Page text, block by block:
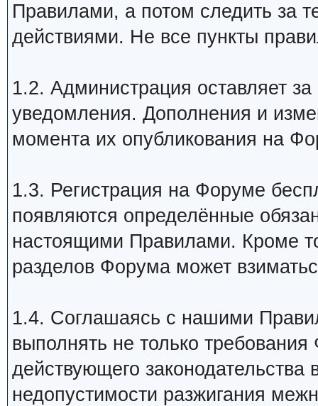
Правилами, а потом следить за
действиями. Не все пункты
1.2. Администрация оставляет
уведомления. Дополнения и
момента их опубликования на
1.3. Регистрация на Форуме
появляются определённые
настоящими Правилами. Кроме
разделов Форума может
1.4. Соглашаясь с нашими
выполнять не только
действующего законодательства
недопустимости разжигания